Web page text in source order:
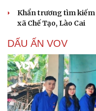
Cải chính
Khẩn trương tìm
xã Chế Tạo, Lào Cai
DẤU ẤN VOV